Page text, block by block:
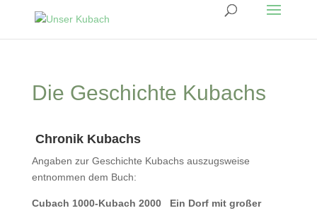
Die Geschichte Kubachs
Chronik Kubachs
Angaben zur Geschichte Kubachs auszugsweise
entnommen dem Buch:
Cubach 1000-Kubach 2000 Ein Dorf mit großer